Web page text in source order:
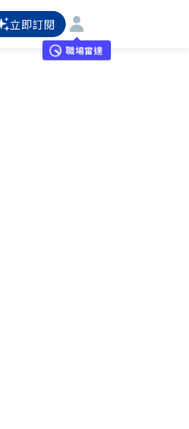
立即訂閱
職場雷達